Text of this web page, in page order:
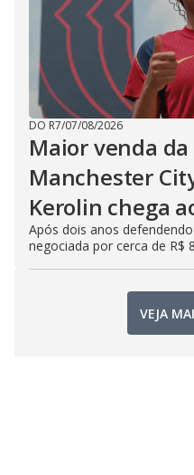
DO R7/07/08/2026
Maior venda
Manchester
Kerolin chega
Após dois anos
negociada por cerca de R$
VEJA